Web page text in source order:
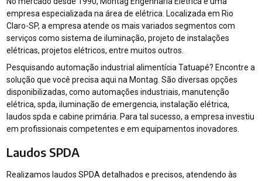
empresa especializada na área de elétrica. Localizada em Rio
Claro-SP, a empresa atende os mais variados segmentos com
serviços como sistema de iluminação, projeto de instalações
elétricas, projetos elétricos, entre muitos outros.
Pesquisando automação industrial alimentícia Tatuapé? Encontre a
solução que você precisa aqui na Montag. São diversas opções
disponibilizadas, como automações industriais, manutenção
elétrica, spda, iluminação de emergencia, instalação elétrica,
laudos spda e cabine primária. Para tal sucesso, a empresa investiu
em profissionais competentes e em equipamentos inovadores.
Laudos SPDA
Realizamos laudos SPDA detalhados e precisos, atendendo às